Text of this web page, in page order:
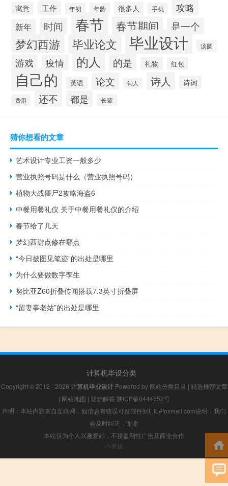
寓意 工作 年初 年龄 很多人 手机 攻略
新年 时间 春节 春节期间 是一个
梦幻西游 毕业论文 毕业设计 汤圆
游戏 疫情 的人 的是 礼物 红包
自己的 英语 论文 词人 诗人 诗词
费用 还不 都是 长辈
猜你想看的文章
艺术设计专业工资一般多少
营业执照号码是什么（营业执照号码）
植物大战僵尸2攻略海盗6
中餐用餐礼仪 关于中餐用餐礼仪的介绍
春节给了几天
梦幻西游点修在哪点
“今日披图见笔迹”的出处是哪里
为什么要做数字孪生
努比亚Z60折叠传闻搭载7.3英寸折叠屏
“留妻事老姑”的出处是哪里
计算机毕设分类
Copyright © 2012 - 2026 计算机毕业设计Powered by 网站分类目录 | 精选推荐文章
| 网站地图 | 疑难解答 陕ICP备0444552号
声明：本站内容来自互联网，如信息有错误可发邮件到f_fb#foxmail.com说明，我们
会及时纠正，谢谢
本站仅为个人兴趣爱好，不接盈利性广告及商业合作
小男孩